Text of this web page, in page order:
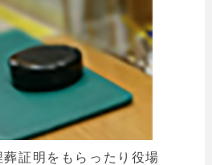
証明をもらったり役場